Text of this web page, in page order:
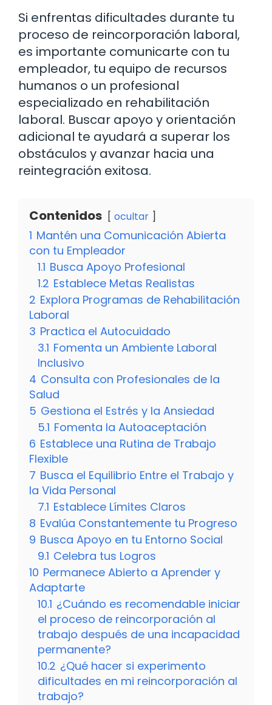
Si enfrentas dificultades durante tu
proceso de reincorporación laboral,
es importante comunicarte con tu
empleador, tu equipo de recursos
humanos o un profesional
especializado en rehabilitación
laboral. Buscar apoyo y orientación
adicional te ayudará a superar los
obstáculos y avanzar hacia una
reintegración exitosa.
Contenidos ocultar
1 Mantén una Comunicación Abierta
con tu Empleador
1.1 Busca Apoyo Profesional
1.2 Establece Metas Realistas
2 Explora Programas de Rehabilitación
Laboral
3 Practica el Autocuidado
3.1 Fomenta un Ambiente Laboral
Inclusivo
4 Consulta con Profesionales de la
Salud
5 Gestiona el Estrés y la Ansiedad
5.1 Fomenta la Autoaceptación
6 Establece una Rutina de Trabajo
Flexible
7 Busca el Equilibrio Entre el Trabajo y
la Vida Personal
7.1 Establece Límites Claros
8 Evalúa Constantemente tu Progreso
9 Busca Apoyo en tu Entorno Social
9.1 Celebra tus Logros
10 Permanece Abierto a Aprender y
Adaptarte
10.1 ¿Cuándo es recomendable iniciar
el proceso de reincorporación al
trabajo después de una incapacidad
permanente?
10.2 ¿Qué hacer si experimento
dificultades en mi reincorporación al
trabajo?